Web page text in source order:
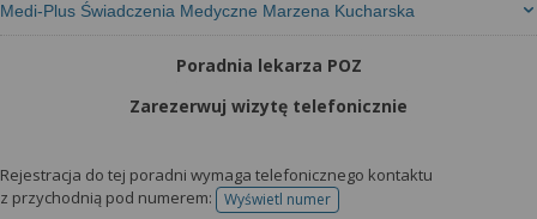
Medi-Plus Świadczenia Medyczne Marzena Kucharska
Poradnia lekarza POZ
Zarezerwuj wizytę telefonicznie
Rejestracja do tej poradni wymaga telefonicznego kontaktu
z przychodnią pod numerem:
Wyświetl numertelefonu do rejestracji